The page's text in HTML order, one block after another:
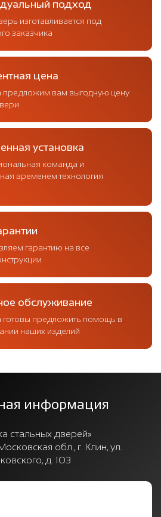
подход
изготавливается под
заказчика
цена
предложим вам выгодную цену
установка
команда и
временем технология
гарантию на все
обслуживание
готовы предложить помощь в
наших изделий
информация
стальных дверей»
обл., г. Клин, ул.
д. 103